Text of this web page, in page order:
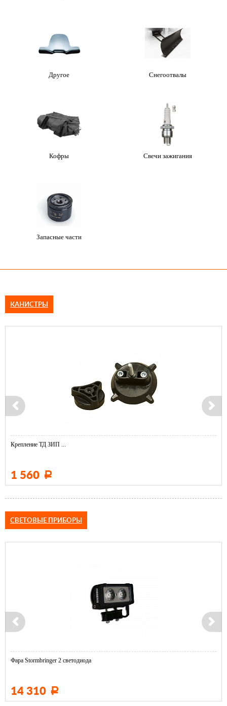
Другое Снегоотвалы
Кофры Свечи зажигания
Запасные части
КАНИСТРЫ
Крепление ТД ЗИП ...
1 560 Р
СВЕТОВЫЕ ПРИБОРЫ
Фара Stormbringer 2 светодиода
14 310 Р